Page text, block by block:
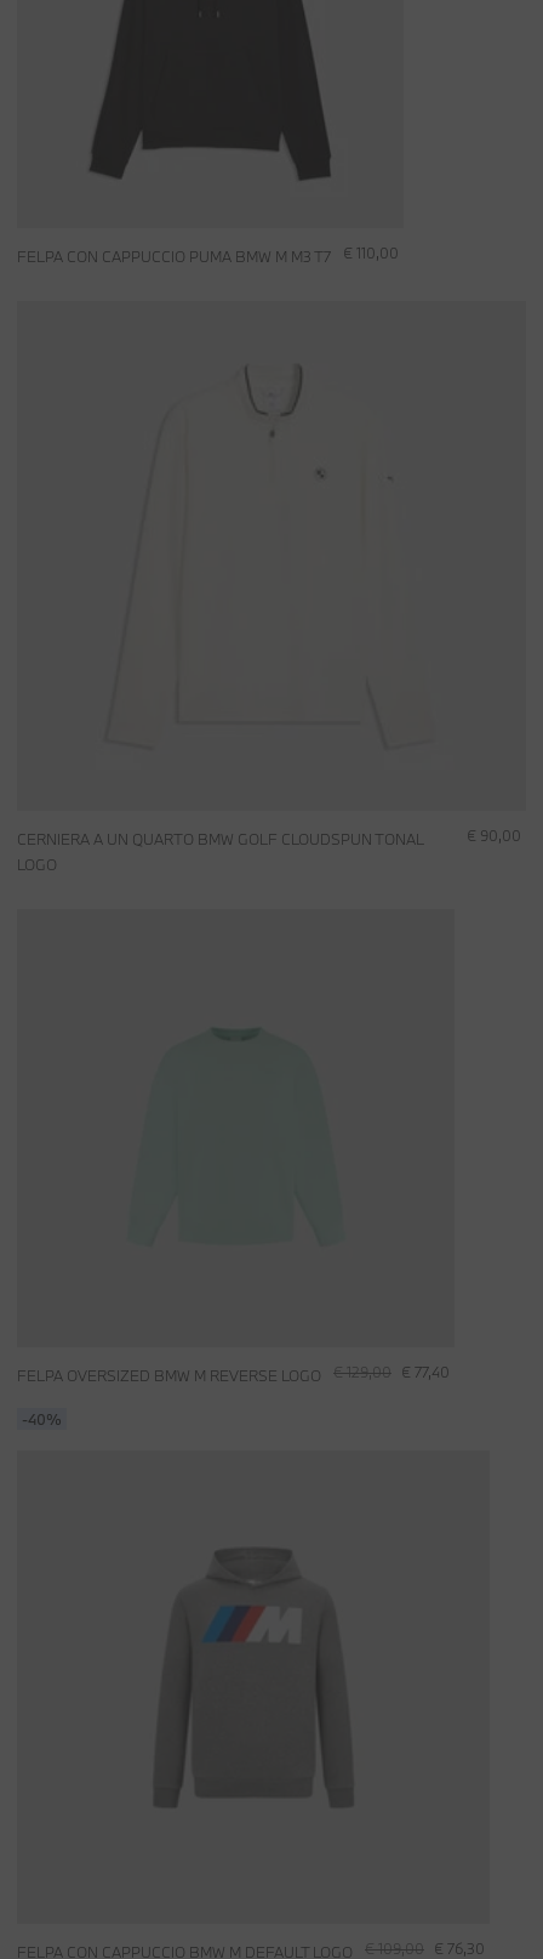
€ 110,00
FELPA CON CAPPUCCIO PUMA BMW M M3 T7
€ 90,00
CERNIERA A UN QUARTO BMW GOLF CLOUDSPUN TONAL
LOGO
€ 129,00 € 77,40
FELPA OVERSIZED BMW M REVERSE LOGO
-40%
€ 109,00 € 76,30
FELPA CON CAPPUCCIO BMW M DEFAULT LOGO